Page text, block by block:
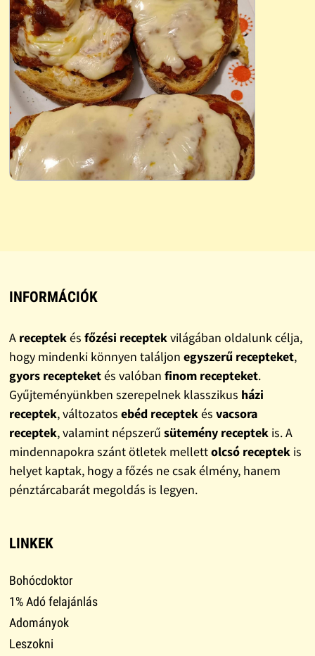
INFORMÁCIÓK
A receptekés főzési receptekvilágában oldalunk célja,
hogy mindenki könnyen találjon egyszerű recepteket,
gyors recepteketés valóban finom recepteket.
Gyűjteményünkben szerepelnek klasszikus házi
receptek, változatos ebéd receptekés vacsora
receptek, valamint népszerű sütemény receptekis. A
mindennapokra szánt ötletek mellettolcsó receptekis
helyet kaptak, hogy a főzés ne csak élmény, hanem
pénztárcabarát megoldás is legyen.
LINKEK
Bohócdoktor
1% Adó felajánlás
Adományok
Leszokni